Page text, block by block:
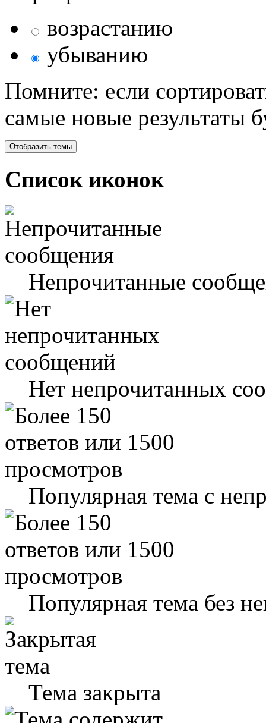
возрастанию
убыванию
Помните: если
самые новые результаты
Список иконок
Непрочитанные
Нет непрочитанных
Популярная тема с
Популярная тема без
Тема закрыта